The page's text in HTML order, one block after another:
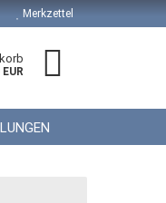
Merkzettel